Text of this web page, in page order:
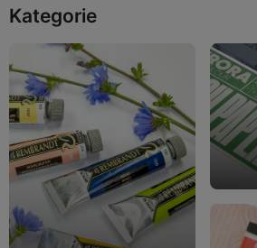
Kategorie